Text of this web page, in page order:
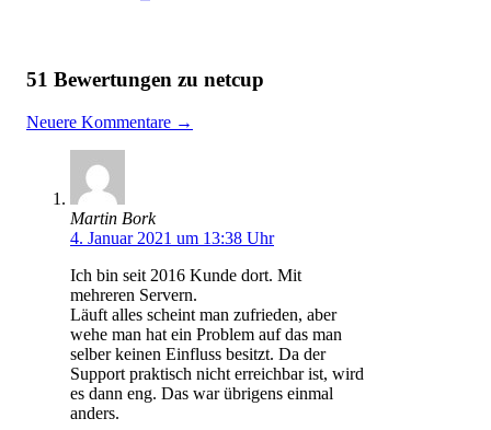
51 Bewertungen zu netcup
Kommentarnavigation
Neuere Kommentare →
Martin Bork
4. Januar 2021 um 13:38 Uhr
Ich bin seit 2016 Kunde dort. Mit
mehreren Servern.
Läuft alles scheint man zufrieden, aber
wehe man hat ein Problem auf das man
selber keinen Einfluss besitzt. Da der
Support praktisch nicht erreichbar ist, wird
es dann eng. Das war übrigens einmal
anders.